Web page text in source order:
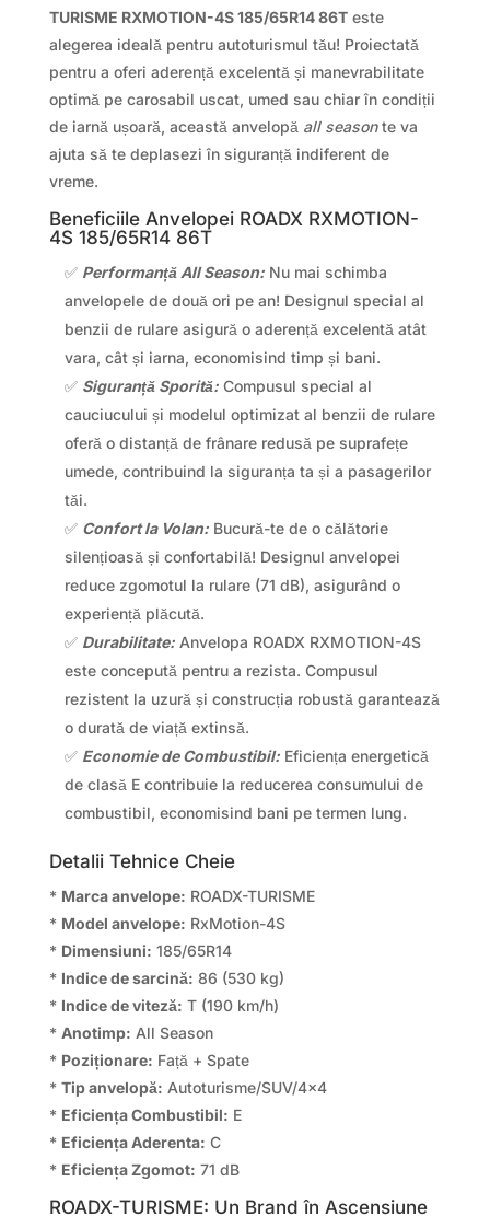
TURISME RXMOTION-4S 185/65R14 86Teste
alegerea ideală pentru autoturismul tău! Proiectată
pentru a oferi aderență excelentă și manevrabilitate
optimă pe carosabil uscat, umed sau chiar în condiții
de iarnă ușoară, această anvelopă all seasonte va
ajuta să te deplasezi în siguranță indiferent de
vreme.
Beneficiile Anvelopei ROADX RXMOTION-
4S 185/65R14 86T
✅ Performanță All Season:Nu mai schimba
anvelopele de două ori pe an! Designul special al
benzii de rulare asigură o aderență excelentă atât
vara, cât și iarna, economisind timp și bani.
✅ Siguranță Sporită:Compusul special al
cauciucului și modelul optimizat al benzii de rulare
oferă o distanță de frânare redusă pe suprafețe
umede, contribuind la siguranța ta și a pasagerilor
tăi.
✅ Confort la Volan:Bucură-te de o călătorie
silențioasă și confortabilă! Designul anvelopei
reduce zgomotul la rulare (71 dB), asigurând o
experiență plăcută.
✅ Durabilitate:Anvelopa ROADX RXMOTION-4S
este concepută pentru a rezista. Compusul
rezistent la uzură și construcția robustă garantează
o durată de viață extinsă.
✅ Economie de Combustibil:Eficiența energetică
de clasă E contribuie la reducerea consumului de
combustibil, economisind bani pe termen lung.
Detalii Tehnice Cheie
* Marca anvelope: ROADX-TURISME
* Model anvelope: RxMotion-4S
* Dimensiuni: 185/65R14
* Indice de sarcină: 86 (530 kg)
* Indice de viteză: T (190 km/h)
* Anotimp: All Season
* Poziționare: Față + Spate
* Tip anvelopă: Autoturisme/SUV/4×4
* Eficiența Combustibil: E
* Eficiența Aderenta: C
* Eficiența Zgomot: 71 dB
ROADX-TURISME: Un Brand în Ascensiune